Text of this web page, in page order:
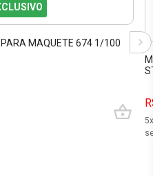
PARA MAQUETE 674 1/100
5